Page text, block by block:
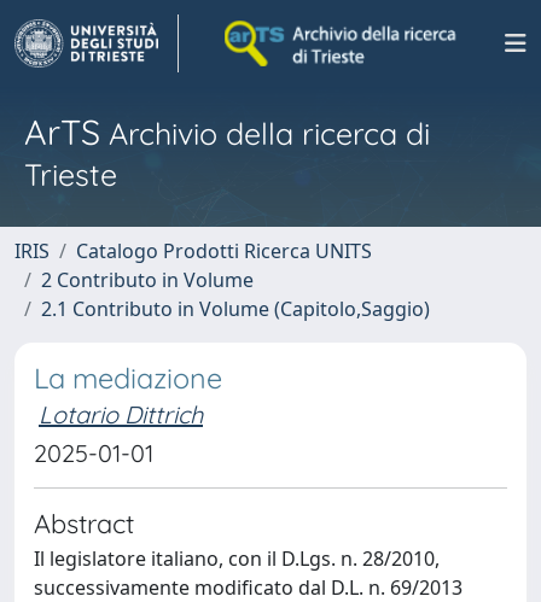
ArTS Archivio della ricerca di
Trieste
IRIS
Catalogo Prodotti Ricerca UNITS
2 Contributo in Volume
2.1 Contributo in Volume (Capitolo,Saggio)
La mediazione
Lotario Dittrich
2025-01-01
Abstract
Il legislatore italiano, con il D.Lgs. n. 28/2010,
successivamente modificato dal D.L. n. 69/2013